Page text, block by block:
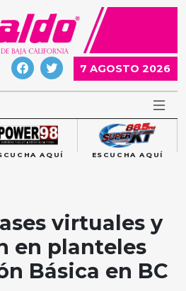
7 AGOSTO 2026
AQUÍ ESCUCHA AQUÍ
virtuales y
en planteles
Básica en BC